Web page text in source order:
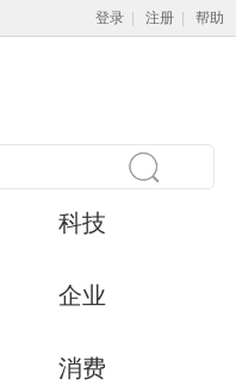
登录 注册 帮助
科技
企业
消费